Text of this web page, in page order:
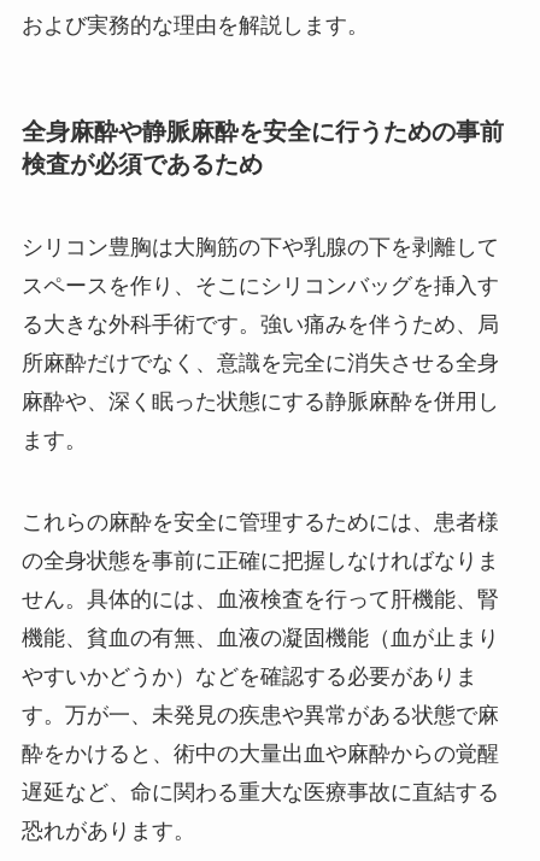
および実務的な理由を解説します。
全身麻酔や静脈麻酔を安全に行うための事前
検査が必須であるため
シリコン豊胸は大胸筋の下や乳腺の下を剥離して
スペースを作り、そこにシリコンバッグを挿入す
る大きな外科手術です。強い痛みを伴うため、局
所麻酔だけでなく、意識を完全に消失させる全身
麻酔や、深く眠った状態にする静脈麻酔を併用し
ます。
これらの麻酔を安全に管理するためには、患者様
の全身状態を事前に正確に把握しなければなりま
せん。具体的には、血液検査を行って肝機能、腎
機能、貧血の有無、血液の凝固機能（血が止まり
やすいかどうか）などを確認する必要がありま
す。万が一、未発見の疾患や異常がある状態で麻
酔をかけると、術中の大量出血や麻酔からの覚醒
遅延など、命に関わる重大な医療事故に直結する
恐れがあります。